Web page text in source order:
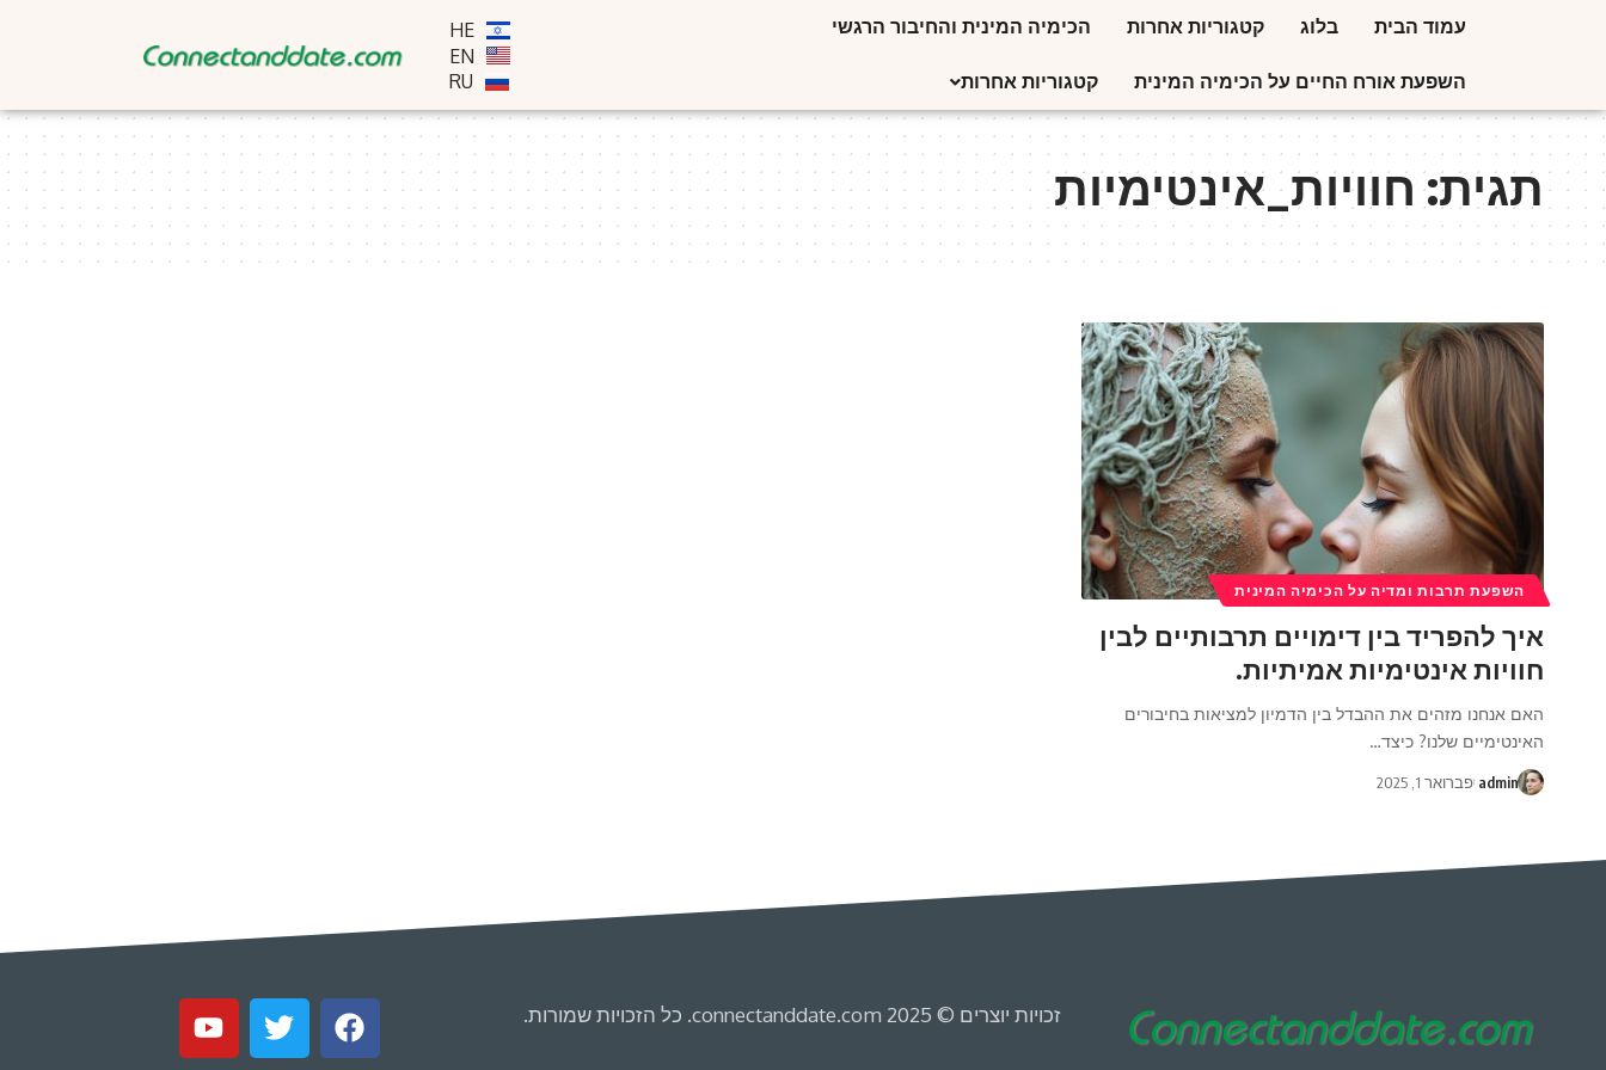
עמוד הבית בלוג קטגוריות אחרות הכימיה המינית והחיבור הרגשי
השפעת אורח החיים על הכימיה המינית קטגוריות אחרות
HE
EN
RU
תגית:חוויות_אינטימיות
השפעת תרבות ומדיה על הכימיה המינית
איך להפריד בין דימויים תרבותיים לבין
חוויות אינטימיות אמיתיות.
האם אנחנו מזהים את ההבדל בין הדמיון למציאות בחיבורים
האינטימיים שלנו? כיצד…
admin פברואר 1, 2025
זכויות יוצרים © 2025 connectanddate.com. כל הזכויות שמורות.